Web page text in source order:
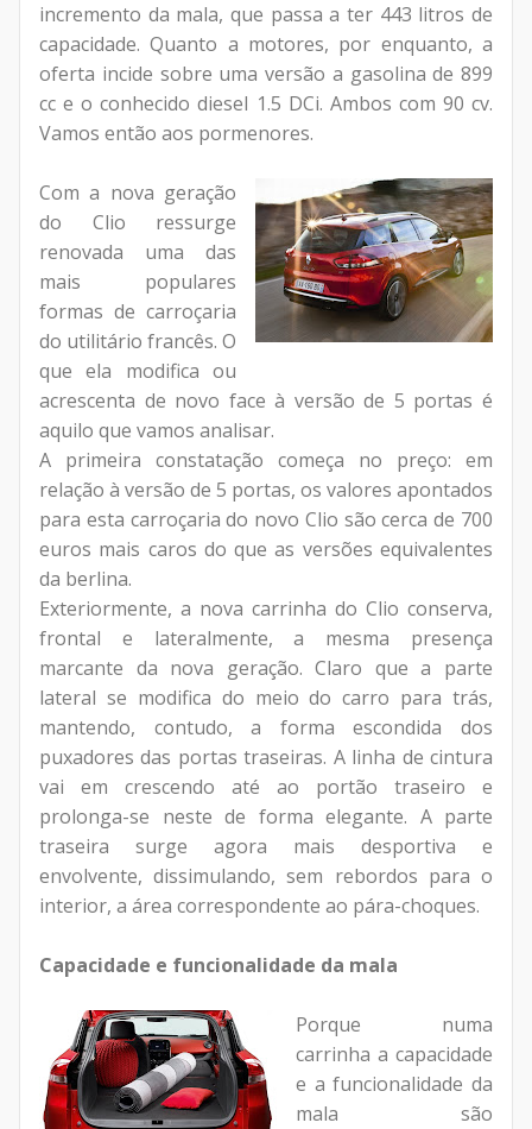
incremento da mala, que passa a ter 443 litros de
capacidade. Quanto a motores, por enquanto, a
oferta incide sobre uma versão a gasolina de 899
cc e o conhecido diesel 1.5 DCi. Ambos com 90 cv.
Vamos então aos pormenores.
Com a nova geração
do Clio ressurge
renovada uma das
mais populares
formas de carroçaria
do utilitário francês. O
que ela modifica ou
acrescenta de novo face à versão de 5 portas é
aquilo que vamos analisar.
A primeira constatação começa no preço: em
relação à versão de 5 portas, os valores apontados
para esta carroçaria do novo Clio são cerca de 700
euros mais caros do que as versões equivalentes
da berlina.
Exteriormente, a nova carrinha do Clio conserva,
frontal e lateralmente, a mesma presença
marcante da nova geração. Claro que a parte
lateral se modifica do meio do carro para trás,
mantendo, contudo, a forma escondida dos
puxadores das portas traseiras. A linha de cintura
vai em crescendo até ao portão traseiro e
prolonga-se neste de forma elegante. A parte
traseira surge agora mais desportiva e
envolvente, dissimulando, sem rebordos para o
interior, a área correspondente ao pára-choques.
Capacidade e funcionalidade da mala
Porque numa
carrinha a capacidade
e a funcionalidade da
mala são